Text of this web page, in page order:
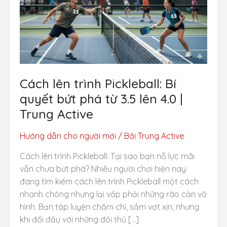
Cách lên trình Pickleball: Bí
quyết bứt phá từ 3.5 lên 4.0 |
Trung Active
Hướng dẫn cho người mới / Bởi Trung Active
Cách lên trình Pickleball: Tại sao bạn nỗ lực mãi
vẫn chưa bứt phá? Nhiều người chơi hiện nay
đang tìm kiếm cách lên trình Pickleball một cách
nhanh chóng nhưng lại vấp phải những rào cản vô
hình. Bạn tập luyện chăm chỉ, sắm vợt xịn, nhưng
khi đối đầu với những đối thủ […]